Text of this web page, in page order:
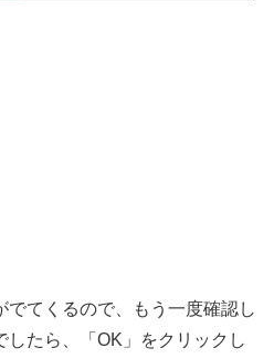
てくるので、もう一度確認し
したら、「OK」をクリックし